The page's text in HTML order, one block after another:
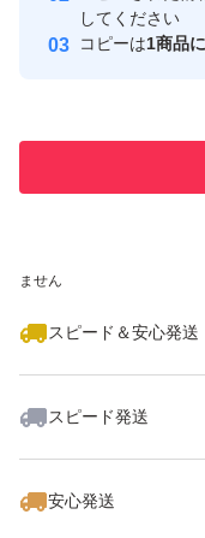
取引実績
ません
スピード＆安心発送
スピード発送
安心発送
してください
コピーは1商品